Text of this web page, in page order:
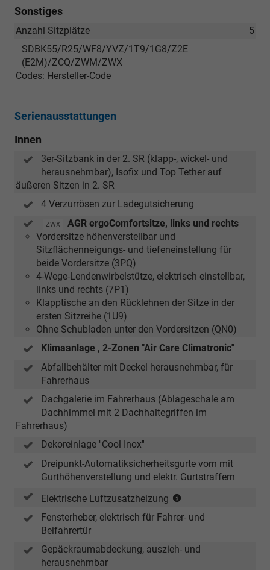
Sonstiges
5
Anzahl Sitzplätze
SDBK55/R25/WF8/YVZ/1T9/1G8/Z2E
(E2M)/ZCQ/ZWM/ZWX
Codes: Hersteller-Code
Serienausstattungen
Innen
3er-Sitzbank in der 2. SR (klapp-, wickel- und
herausnehmbar), Isofix und Top Tether auf
äußeren Sitzen in 2. SR
4 Verzurrösen zur Ladegutsicherung
ZWX
AGR ergoComfortsitze, links und rechts
Vordersitze höhenverstellbar und
Sitzflächenneigungs- und tiefeneinstellung für
beide Vordersitze (3PQ)
4-Wege-Lendenwirbelstütze, elektrisch einstellbar,
links und rechts (7P1)
Klapptische an den Rücklehnen der Sitze in der
ersten Sitzreihe (1U9)
Ohne Schubladen unter den Vordersitzen (QN0)
Klimaanlage , 2-Zonen "Air Care Climatronic"
Abfallbehälter mit Deckel herausnehmbar, für
Fahrerhaus
Dachgalerie im Fahrerhaus (Ablageschale am
Dachhimmel mit 2 Dachhaltegriffen im
Fahrerhaus)
Dekoreinlage ''Cool Inox''
Dreipunkt-Automatiksicherheitsgurte vorn mit
Gurthöhenverstellung und elektr. Gurtstraffern
Elektrische Luftzusatzheizung
Verbindung
TDI)
Fensterheber, elektrisch für Fahrer- und
Beifahrertür
Gepäckraumabdeckung, auszieh- und
herausnehmbar